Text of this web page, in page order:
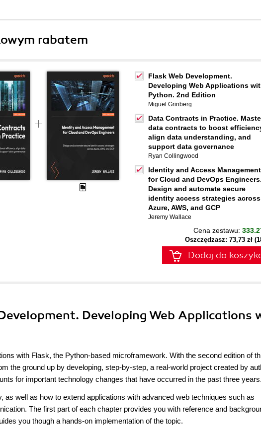
rabatem
Flask Web Development.
Developing Web Applications
Python. 2nd Edition
Miguel Grinberg
Data Contracts in Practice.
data contracts to boost
align data understanding, and
support data governance
Ryan Collingwood
Identity and Access Management
for Cloud and DevOps Engineers.
Design and automate secure
identity access strategies across
Azure, AWS, and GCP
Jeremy Wallace
Cena zestawu:
Oszczędzasz: 73,73 zł
Dodaj do
Developing Web Applications
with Flask, the Python-based microframework. With the second edition of
the ground up by developing, step-by-step, a real-world project created by
for important technology changes that have occurred in the past three years.
as well as how to extend applications with advanced web techniques such as
The first part of each chapter provides you with reference and
you though a hands-on implementation of the topic.